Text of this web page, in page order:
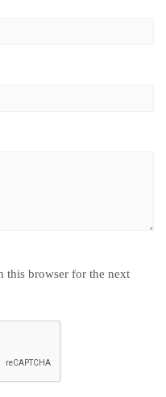
this browser for the next